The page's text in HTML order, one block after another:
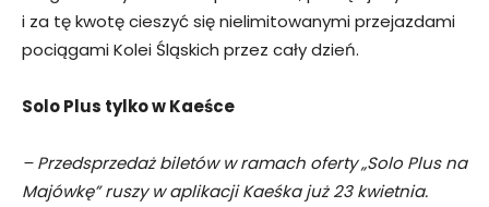
i za tę kwotę cieszyć się nielimitowanymi przejazdami
pociągami Kolei Śląskich przez cały dzień.
Solo Plus tylko w Kaeśce
– Przedsprzedaż biletów w ramach oferty „Solo Plus na
Majówkę” ruszy w aplikacji Kaeśka już 23 kwietnia.